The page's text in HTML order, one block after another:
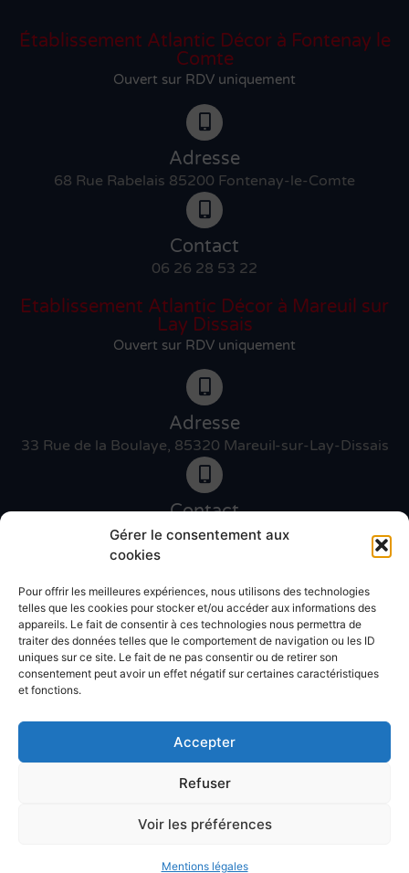
Gérer le consentement aux
cookies
Pour offrir les meilleures expériences, nous utilisons des technologies
telles que les cookies pour stocker et/ou accéder aux informations des
appareils. Le fait de consentir à ces technologies nous permettra de
traiter des données telles que le comportement de navigation ou les ID
uniques sur ce site. Le fait de ne pas consentir ou de retirer son
consentement peut avoir un effet négatif sur certaines caractéristiques
et fonctions.
Accepter
Refuser
Voir les préférences
Mentions légales
Établissement Atlantic Décor à Fontenay le
Comte
Ouvert sur RDV uniquement
Adresse
68 Rue Rabelais 85200 Fontenay-le-Comte
Contact
06 26 28 53 22
Etablissement Atlantic Décor à Mareuil sur
Lay Dissais
Ouvert sur RDV uniquement
Adresse
33 Rue de la Boulaye, 85320 Mareuil-sur-Lay-Dissais
Contact
06 46 27 89 83
Contact
02 51 30 31 09
Devis gratuit
© Atlantic décor 2025 – Réalisation
Mentions légales